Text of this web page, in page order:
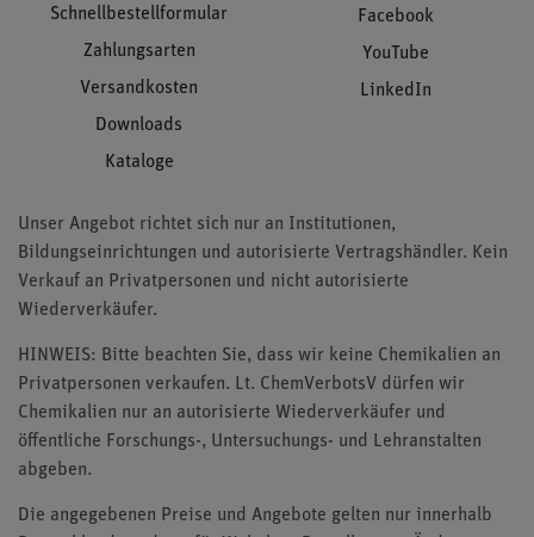
Schnellbestellformular
Zahlungsarten
Versandkosten
Downloads
Kataloge
Facebook
YouTube
LinkedIn
Unser Angebot richtet sich nur an Institutionen,
Bildungseinrichtungen und autorisierte Vertragshändler. Kein
Verkauf an Privatpersonen und nicht autorisierte
Wiederverkäufer.
HINWEIS: Bitte beachten Sie, dass wir keine Chemikalien an
Privatpersonen verkaufen. Lt. ChemVerbotsV dürfen wir
Chemikalien nur an autorisierte Wiederverkäufer und
öffentliche Forschungs-, Untersuchungs- und Lehranstalten
abgeben.
Die angegebenen Preise und Angebote gelten nur innerhalb